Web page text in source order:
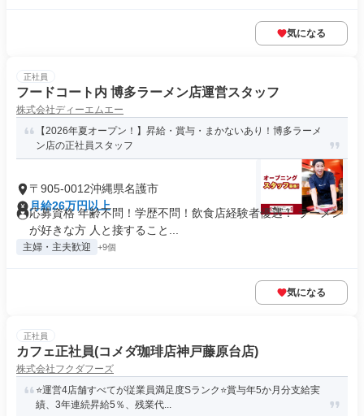
気になる
正社員
フードコート内 博多ラーメン店運営スタッフ
株式会社ディーエムエー
【2026年夏オープン！】昇給・賞与・まかないあり！博多ラーメ
ン店の正社員スタッフ
〒905-0012沖縄県名護市
月給26万円以上
応募資格 年齢不問！学歴不問！飲食店経験者優遇！ ラーメン
が好きな方 人と接すること...
主婦・主夫歓迎 +9個
気になる
正社員
カフェ正社員(コメダ珈琲店神戸藤原台店)
株式会社フクダフーズ
⭐運営4店舗すべてが従業員満足度Sランク⭐賞与年5か月分支給実
績、3年連続昇給5％、残業代...